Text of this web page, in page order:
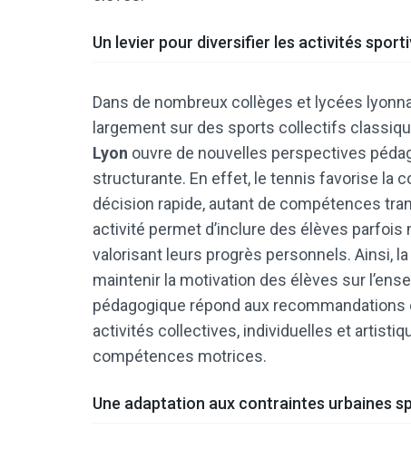
Un levier pour diversifier les activités
Dans de nombreux collèges et lycées
largement sur des sports collectifs
Lyon ouvre de nouvelles perspectives
structurante. En effet, le tennis favorise la
décision rapide, autant de compétences
activité permet d’inclure des élèves
valorisant leurs progrès personnels. Ainsi,
maintenir la motivation des élèves sur
pédagogique répond aux
activités collectives, individuelles et
compétences motrices.
Une adaptation aux contraintes urbaines